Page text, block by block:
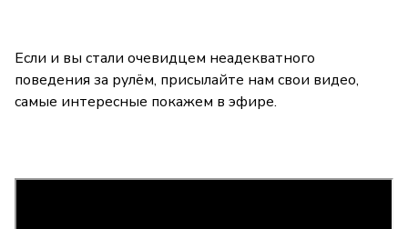
Если и вы стали очевидцем неадекватного
поведения за рулём, присылайте нам свои видео,
самые интересные покажем в эфире.